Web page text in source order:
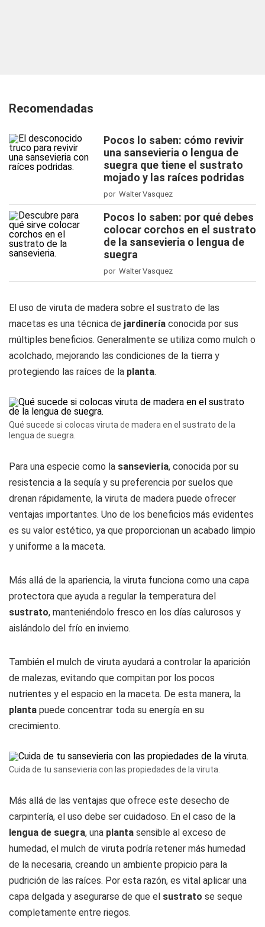
Recomendadas
Pocos lo saben: cómo revivir
una sansevieria o lengua de
suegra que tiene el sustrato
mojado y las raíces podridas
por Walter Vasquez
Pocos lo saben: por qué debes
colocar corchos en el sustrato
de la sansevieria o lengua de
suegra
por Walter Vasquez
El uso de viruta de madera sobre el sustrato de las
macetas es una técnica de jardinería conocida por sus
múltiples beneficios. Generalmente se utiliza como mulch o
acolchado, mejorando las condiciones de la tierra y
protegiendo las raíces de la planta.
Qué sucede si colocas viruta de madera en el sustrato de la
lengua de suegra.
Para una especie como la sansevieria, conocida por su
resistencia a la sequía y su preferencia por suelos que
drenan rápidamente, la viruta de madera puede ofrecer
ventajas importantes. Uno de los beneficios más evidentes
es su valor estético, ya que proporcionan un acabado limpio
y uniforme a la maceta.
Más allá de la apariencia, la viruta funciona como una capa
protectora que ayuda a regular la temperatura del
sustrato, manteniéndolo fresco en los días calurosos y
aislándolo del frío en invierno.
También el mulch de viruta ayudará a controlar la aparición
de malezas, evitando que compitan por los pocos
nutrientes y el espacio en la maceta. De esta manera, la
planta puede concentrar toda su energía en su
crecimiento.
Cuida de tu sansevieria con las propiedades de la viruta.
Más allá de las ventajas que ofrece este desecho de
carpintería, el uso debe ser cuidadoso. En el caso de la
lengua de suegra, una planta sensible al exceso de
humedad, el mulch de viruta podría retener más humedad
de la necesaria, creando un ambiente propicio para la
pudrición de las raíces. Por esta razón, es vital aplicar una
capa delgada y asegurarse de que el sustrato se seque
completamente entre riegos.